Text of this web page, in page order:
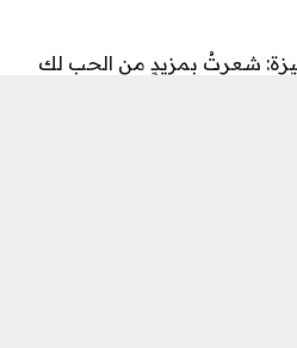
شعرتُ بمزيدٍ من الحب لك